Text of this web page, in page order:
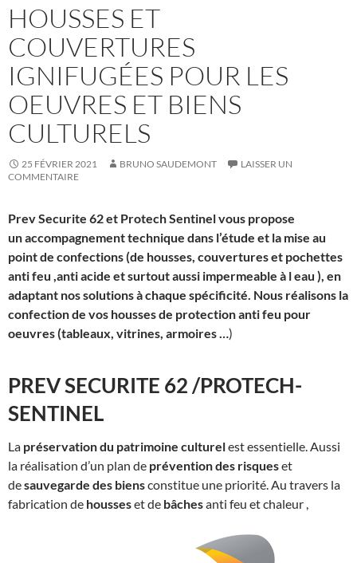
HOUSSES ET
COUVERTURES
IGNIFUGÉES POUR LES
OEUVRES ET BIENS
CULTURELS
25 FÉVRIER 2021 BRUNO SAUDEMONT
LAISSER UN
COMMENTAIRE
Prev Securite 62 et Protech Sentinel vous propose
un accompagnement technique dans l’étude et la mise au
point de confections (de housses, couvertures et pochettes
anti feu ,anti acide et surtout aussi impermeable à l eau ), en
adaptant nos solutions à chaque spécificité. Nous réalisons la
confection de vos housses de protection anti feu pour
oeuvres (tableaux, vitrines, armoires … )
PREV SECURITE 62 /PROTECH-
SENTINEL
La préservation du patrimoine culturelest essentielle. Aussi
la réalisation d’un plan de prévention des risqueset
desauvegarde des biensconstitue une priorité. Au travers la
fabrication de housseset de bâchesanti feu et chaleur ,